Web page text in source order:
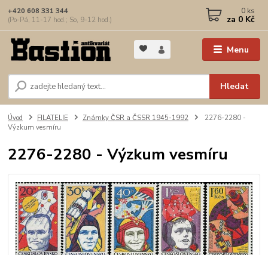
Menu
Hledat
+420 608 331 344
(Po-Pá, 11-17 hod.; So, 9-12 hod.)
0 ks
za 0 Kč
Úvod FILATELIE Známky ČSR a ČSSR 1945-1992
2276-2280 -
Výzkum vesmíru
2276-2280 - Výzkum vesmíru